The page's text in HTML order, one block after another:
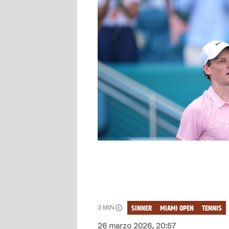
26 marzo 2026, 20:57
3 MIN TENNIS
MIAMI OPEN
SINNER